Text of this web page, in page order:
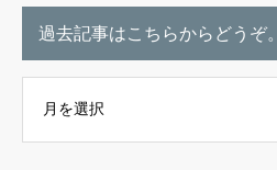
過去記事はこちらからどうぞ。